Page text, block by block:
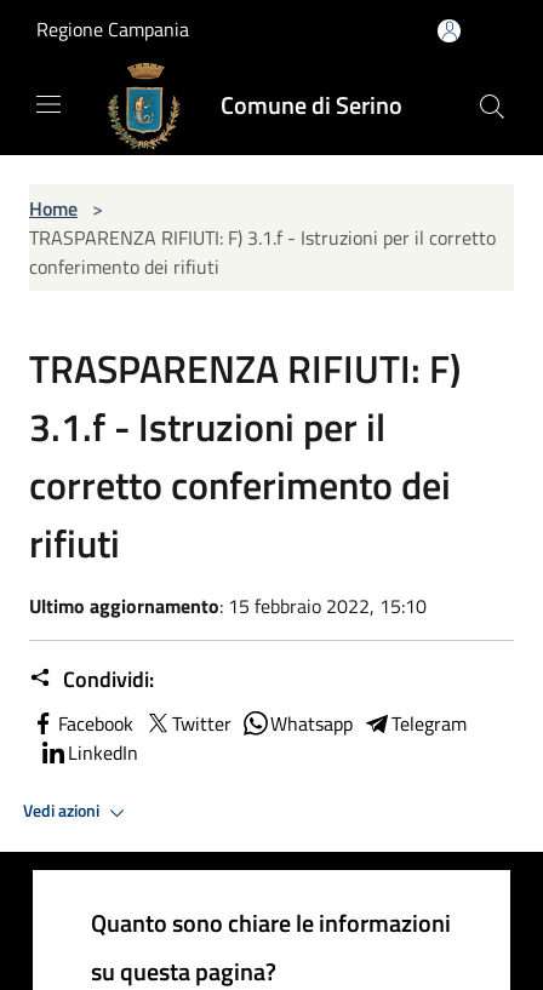
Regione Campania
Comune di Serino
Home >
TRASPARENZA RIFIUTI: F) 3.1.f - Istruzioni per il corretto
conferimento dei rifiuti
TRASPARENZA RIFIUTI: F)
3.1.f - Istruzioni per il
corretto conferimento dei
rifiuti
Ultimo aggiornamento: 15 febbraio 2022, 15:10
Condividi:
Facebook Twitter Whatsapp
Telegram
LinkedIn
Vedi azioni
Quanto sono chiare le informazioni
su questa pagina?